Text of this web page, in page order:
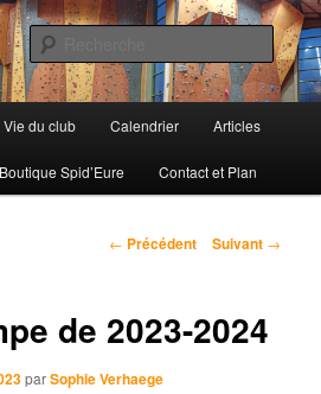
Audemer & Lieurey
Vie du club Calendrier Articles
Boutique Spid’Eure Contact et Plan
Navigation
← Précédent Suivant →
de 2023-2024
parSophie Verhaege